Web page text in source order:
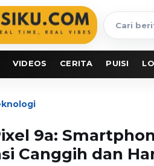
Cari
berita
VIDEOS CERITA PUISI
9a:
Canggih dan